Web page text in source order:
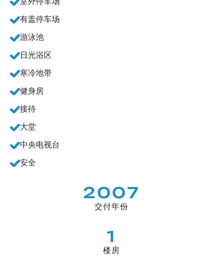
有盖停车场
游泳池
日光浴区
寒冷地带
健身房
接待
大堂
中央电视台
安全
2007
交付年份
1
楼房